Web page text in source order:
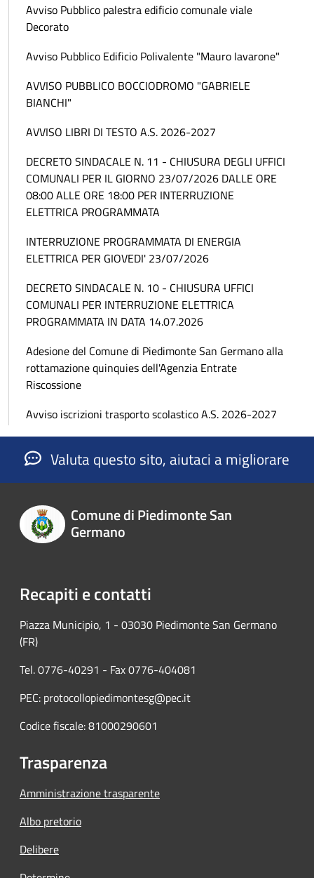
Avviso Pubblico palestra edificio comunale viale
Decorato
Avviso Pubblico Edificio Polivalente "Mauro Iavarone"
AVVISO PUBBLICO BOCCIODROMO "GABRIELE
BIANCHI"
AVVISO LIBRI DI TESTO A.S. 2026-2027
DECRETO SINDACALE N. 11 - CHIUSURA DEGLI UFFICI
COMUNALI PER IL GIORNO 23/07/2026 DALLE ORE
08:00 ALLE ORE 18:00 PER INTERRUZIONE
ELETTRICA PROGRAMMATA
INTERRUZIONE PROGRAMMATA DI ENERGIA
ELETTRICA PER GIOVEDI' 23/07/2026
DECRETO SINDACALE N. 10 - CHIUSURA UFFICI
COMUNALI PER INTERRUZIONE ELETTRICA
PROGRAMMATA IN DATA 14.07.2026
Adesione del Comune di Piedimonte San Germano alla
rottamazione quinquies dell'Agenzia Entrate
Riscossione
Avviso iscrizioni trasporto scolastico A.S. 2026-2027
Valuta questo sito, aiutaci a migliorare
Comune di Piedimonte San
Germano
Recapiti e contatti
Piazza Municipio, 1 - 03030 Piedimonte San Germano
(FR)
Tel. 0776-40291 - Fax 0776-404081
PEC: protocollopiedimontesg@pec.it
Codice fiscale: 81000290601
Trasparenza
Amministrazione trasparente
Albo pretorio
Delibere